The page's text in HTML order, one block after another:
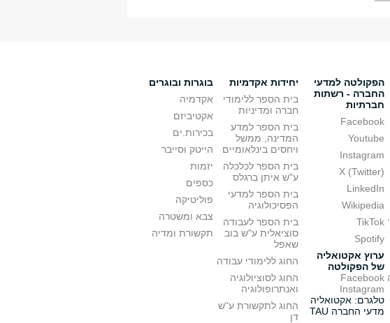
הפקולטה למדעי
החברה - רשתות
חברתיות
Facebook
Youtube
Instagram
X (Twitter)
LinkedIn
Wikipedia
TikTok
Spotify
ערוץ אקטואליה
של הפקולטה
Facebook
Instagram
טלגרם: אקטואליה
מדעי החברה TAU
יחידות אקדמיות
בית הספר ללימודי
חברה ומדיניות
בית הספר למדע
המדינה, ממשל
ויחסים בינלאומיים
בית הספר לכלכלה
ע"ש איתן ברגלס
בית הספר למדעי
הפסיכולוגיה
בית הספר לעבודה
סוציאלית ע"ש בוב
שאפל
החוג ללימודי עבודה
החוג לסוציולוגיה
ואנתרופולוגיה
החוג לתקשורת ע"ש
דן
בוגרות ובוגרים
אקדמיה
אקטיביזם
בכירות.ים
הייטק וסייבר
יזמות
כספים
פוליטיקה
צבא ומשטרה
תקשורת ומדיה